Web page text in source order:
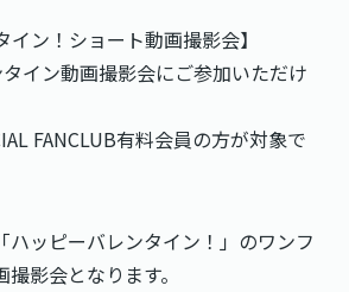
イン！ショート動画撮影会】
イン動画撮影会にご参加いただけ
FANCLUB有料会員の方が対象で
ハッピーバレンタイン！」のワンフ
影会となります。